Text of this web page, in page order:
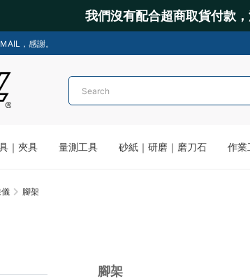
我們沒有配合超商取貨付款
類金融交易，請小心詐騙!
AIL，感謝。
｜夾具 量測工具 砂紙｜研磨｜磨刀石 作業
腳架
腳架